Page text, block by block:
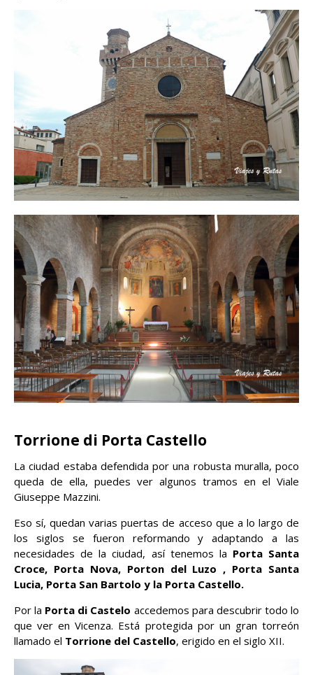
Torrione di Porta Castello
La ciudad estaba defendida por una robusta muralla, poco
queda de ella, puedes ver algunos tramos en el Viale
Giuseppe Mazzini.
Eso sí, quedan varias puertas de acceso que a lo largo de
los siglos se fueron reformando y adaptando a las
necesidades de la ciudad, así tenemos la Porta Santa
Croce, Porta Nova, Porton del Luzo , Porta Santa
Lucia, Porta San Bartolo y la Porta Castello.
Por la Porta di Castelo accedemos para descubrir todo lo
que ver en Vicenza. Está protegida por un gran torreón
llamado el Torrione del Castello, erigido en el siglo XII.